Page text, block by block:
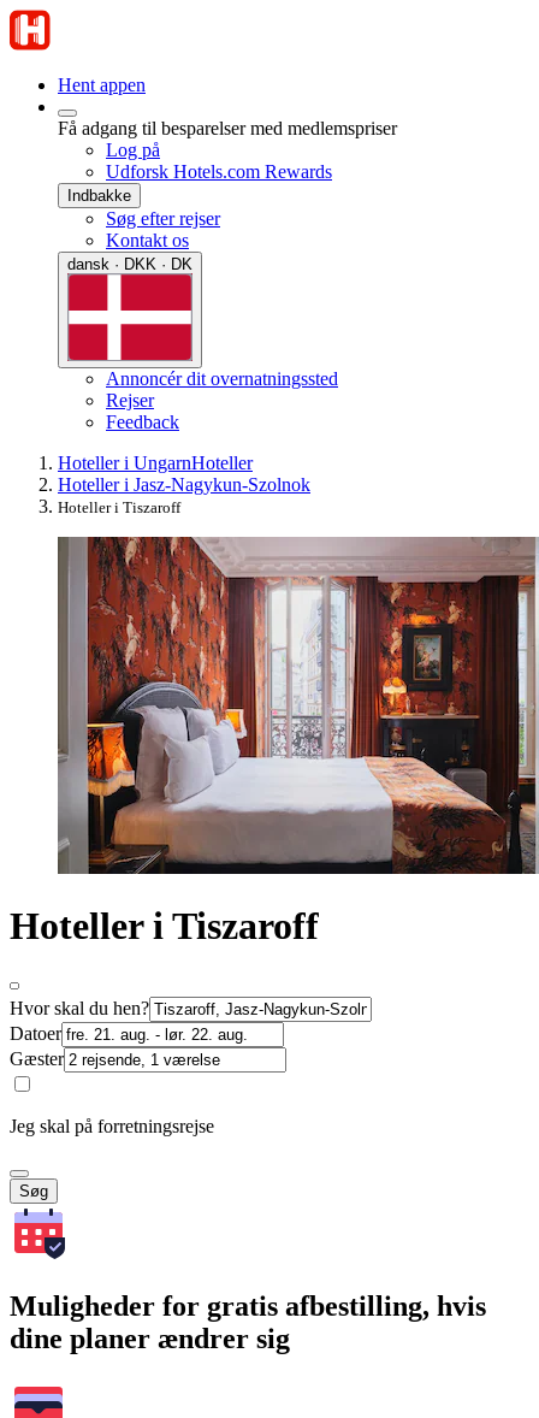
Hent appen
Få adgang til besparelser med medlemspriser
Log på
Udforsk Hotels.com Rewards
Indbakke
Søg efter rejser
Kontakt os
dansk · DKK · DK
Annoncér dit overnatningssted
Rejser
Feedback
Hoteller i UngarnHoteller
Hoteller i Jasz-Nagykun-Szolnok
Hoteller i Tiszaroff
Hoteller i Tiszaroff
Hvor skal du hen?
Datoer
Gæster
Jeg skal på forretningsrejse
Søg
Muligheder for gratis afbestilling, hvis
dine planer ændrer sig